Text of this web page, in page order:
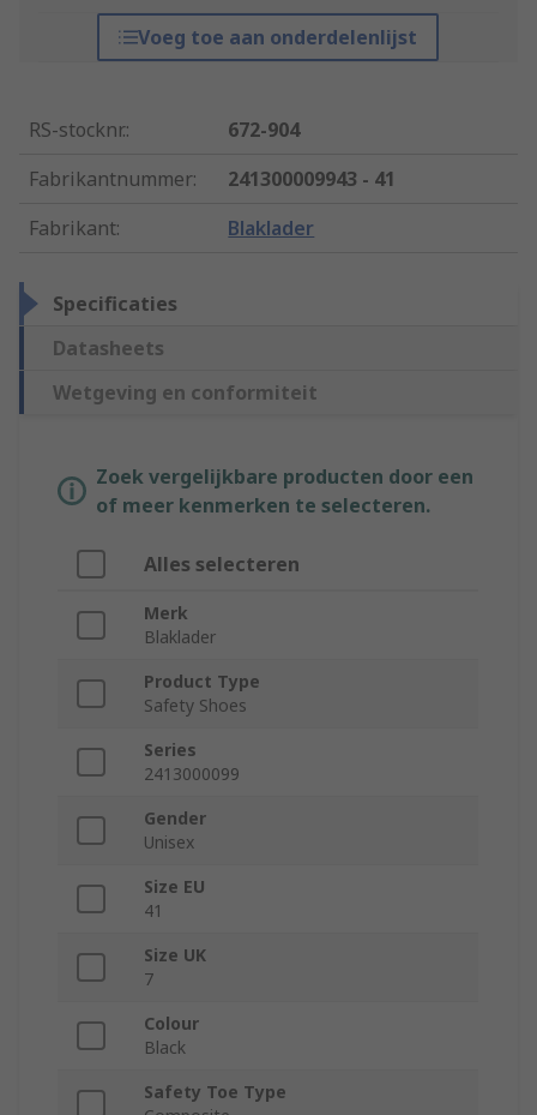
Voeg toe aan onderdelenlijst
RS-stocknr.:
672-904
Fabrikantnummer:
241300009943 - 41
Fabrikant: Blaklader
Specificaties
Datasheets
Wetgeving en conformiteit
Zoek vergelijkbare producten door een
of meer kenmerken te selecteren.
Alles selecteren
Merk
Blaklader
Product Type
Safety Shoes
Series
2413000099
Gender
Unisex
Size EU
41
Size UK
7
Colour
Black
Safety Toe Type